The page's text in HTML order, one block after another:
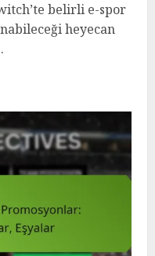
belirli e-spor
heyecan